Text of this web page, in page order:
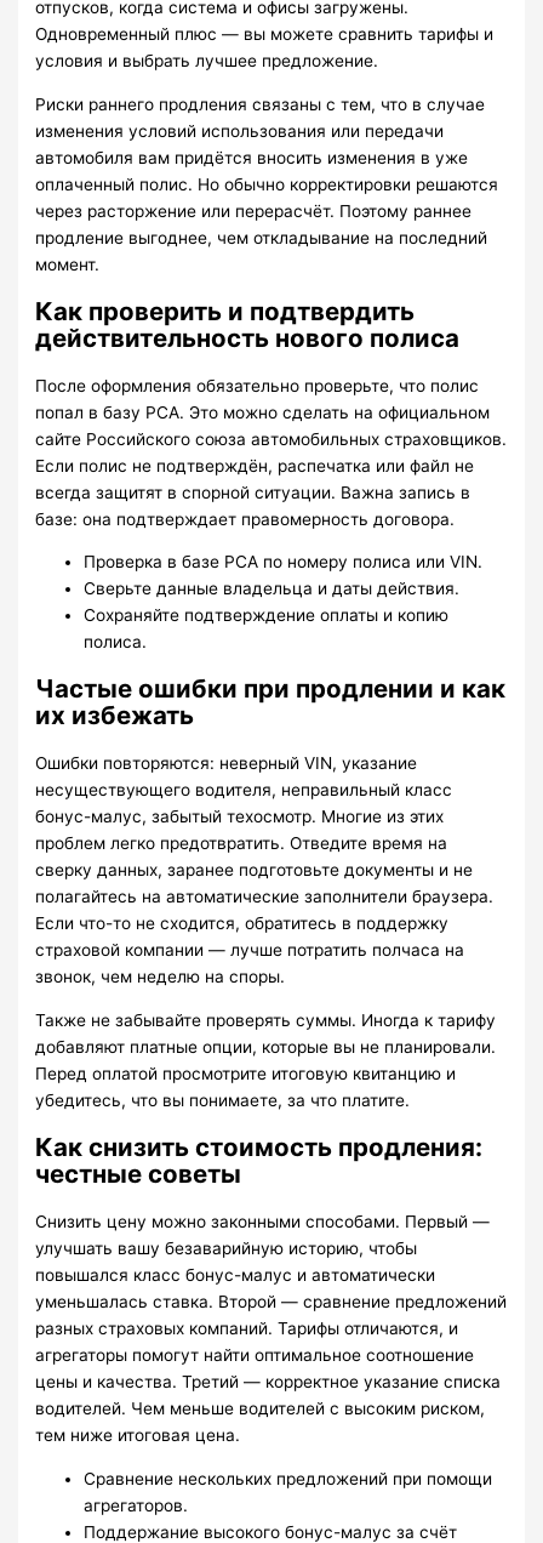
отпусков, когда система и офисы загружены.
Одновременный плюс — вы можете сравнить тарифы и
условия и выбрать лучшее предложение.
Риски раннего продления связаны с тем, что в случае
изменения условий использования или передачи
автомобиля вам придётся вносить изменения в уже
оплаченный полис. Но обычно корректировки решаются
через расторжение или перерасчёт. Поэтому раннее
продление выгоднее, чем откладывание на последний
момент.
Как проверить и подтвердить
действительность нового полиса
После оформления обязательно проверьте, что полис
попал в базу РСА. Это можно сделать на официальном
сайте Российского союза автомобильных страховщиков.
Если полис не подтверждён, распечатка или файл не
всегда защитят в спорной ситуации. Важна запись в
базе: она подтверждает правомерность договора.
Проверка в базе РСА по номеру полиса или VIN.
Сверьте данные владельца и даты действия.
Сохраняйте подтверждение оплаты и копию
полиса.
Частые ошибки при продлении и как
их избежать
Ошибки повторяются: неверный VIN, указание
несуществующего водителя, неправильный класс
бонус-малус, забытый техосмотр. Многие из этих
проблем легко предотвратить. Отведите время на
сверку данных, заранее подготовьте документы и не
полагайтесь на автоматические заполнители браузера.
Если что-то не сходится, обратитесь в поддержку
страховой компании — лучше потратить полчаса на
звонок, чем неделю на споры.
Также не забывайте проверять суммы. Иногда к тарифу
добавляют платные опции, которые вы не планировали.
Перед оплатой просмотрите итоговую квитанцию и
убедитесь, что вы понимаете, за что платите.
Как снизить стоимость продления:
честные советы
Снизить цену можно законными способами. Первый —
улучшать вашу безаварийную историю, чтобы
повышался класс бонус-малус и автоматически
уменьшалась ставка. Второй — сравнение предложений
разных страховых компаний. Тарифы отличаются, и
агрегаторы помогут найти оптимальное соотношение
цены и качества. Третий — корректное указание списка
водителей. Чем меньше водителей с высоким риском,
тем ниже итоговая цена.
Сравнение нескольких предложений при помощи
агрегаторов.
Поддержание высокого бонус-малус за счёт